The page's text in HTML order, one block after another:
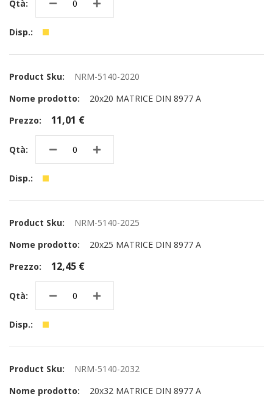
NRM-5140-2020
20x20 MATRICE DIN 8977 A
11,01 €
NRM-5140-2025
20x25 MATRICE DIN 8977 A
12,45 €
NRM-5140-2032
20x32 MATRICE DIN 8977 A